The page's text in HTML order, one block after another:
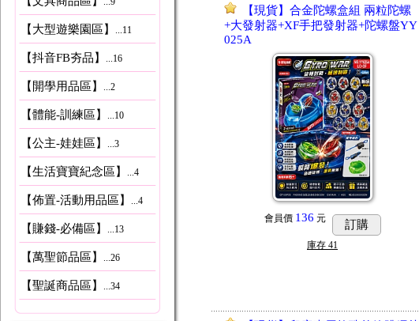
【大型遊樂園區】 ...11
【抖音FB夯品】 ...16
【開學用品區】 ...2
【體能-訓練區】 ...10
【公主-娃娃區】 ...3
【生活寶寶紀念區】 ...4
【佈置-活動用品區】 ...4
【賺錢-必備區】 ...13
【萬聖節品區】 ...26
【聖誕商品區】 ...34
【現貨】合金陀螺盒組 兩粒陀螺
+大發射器+XF手把發射器+陀螺盤YY
025A
會員價 136 元 訂購
庫存 41